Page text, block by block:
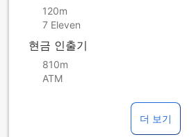
120m
7 Eleven
현금 인출기
810m
ATM
더 보기